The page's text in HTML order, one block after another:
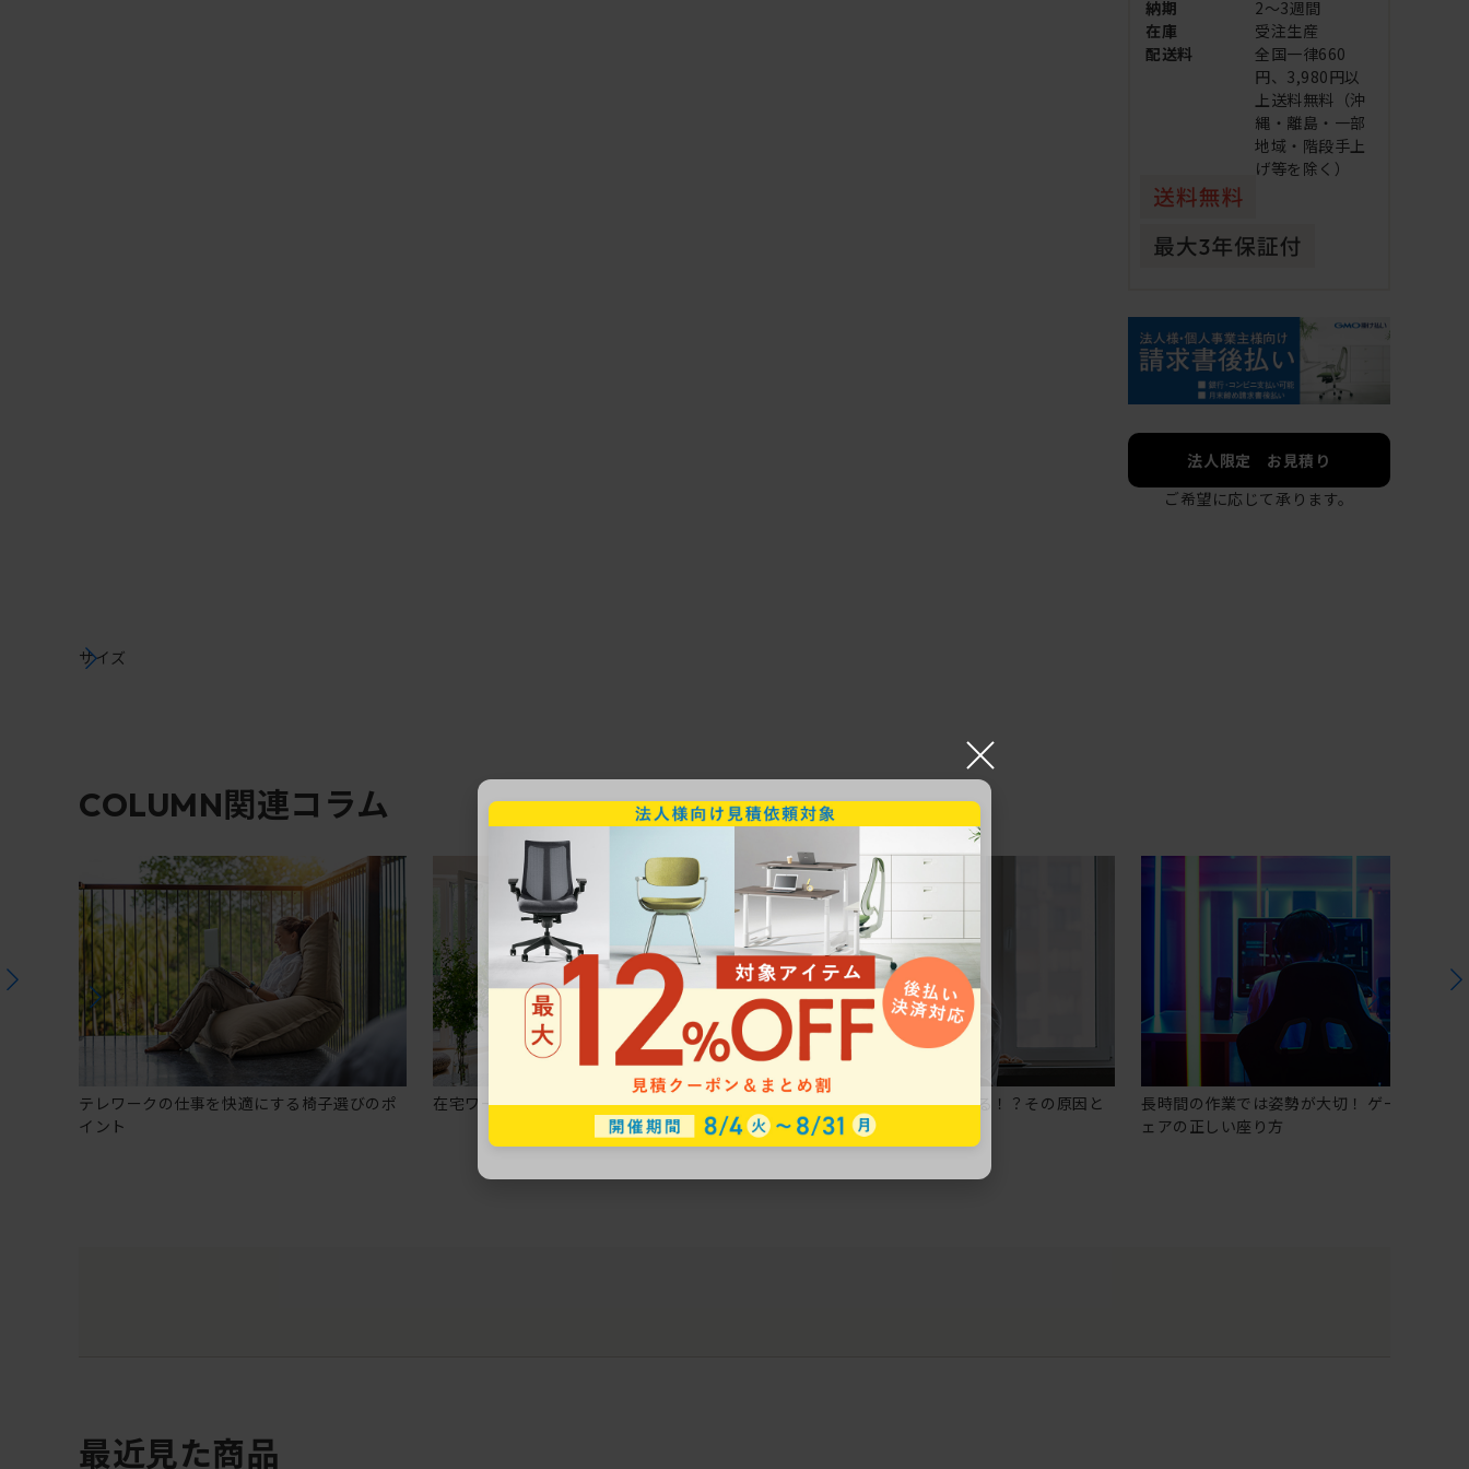
納期
2～3週間
在庫
受注生産
配送料
全国一律660
円、3,980円以
上送料無料（沖
縄・離島・一部
地域・階段手上
げ等を除く）
法人限定 お見積り
ご希望に応じて承ります。
サイズ
COLUMN関連コラム
テレワークの仕事を快適にする椅子選びのポ
イント
在宅ワークにおすすめのオフィスチェア5選
椅子に座っているのに疲れる！？その原因と
疲れにくいチェアの選び方
長時間の作業では姿勢が大切！ ゲーミングチ
ェアの正しい座り方
最近見た商品
×